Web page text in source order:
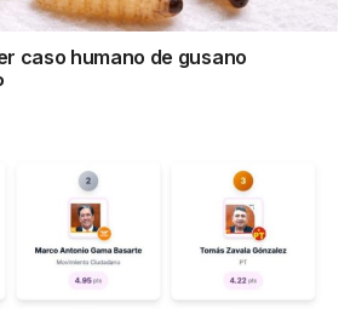
caso humano de gusano